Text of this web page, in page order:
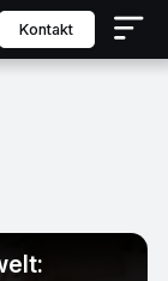
Kontakt